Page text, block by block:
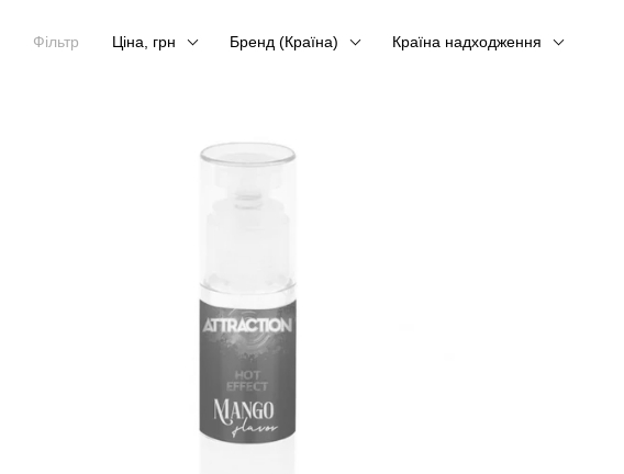
Фільтр Ціна, грн Бренд (Країна) Країна надходження